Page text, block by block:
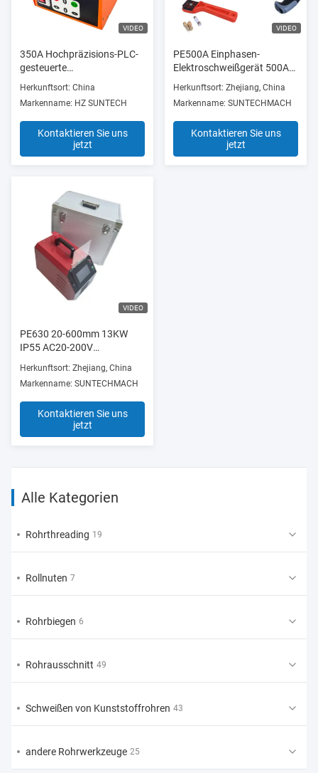
VIDEO
350A Hochpräzisions-PLC-
gesteuerte
Elektroschweißmaschine 0 -
Herkunftsort: China
Markenname: HZ SUNTECH
Kontaktieren Sie uns
jetzt
VIDEO
PE500A Einphasen-
Elektroschweißgerät 500A
Schmelzschweißgerät
Herkunftsort: Zhejiang, China
Markenname: SUNTECHMACH
Kontaktieren Sie uns
jetzt
VIDEO
PE630 20-600mm 13KW
IP55 AC20-200V
Elektrofusionsschweißmaschine
Herkunftsort: Zhejiang, China
Markenname: SUNTECHMACH
Kontaktieren Sie uns
jetzt
Alle Kategorien
Rohrthreading 19
Rollnuten 7
Rohrbiegen 6
Rohrausschnitt 49
Schweißen von Kunststoffrohren 43
andere Rohrwerkzeuge 25